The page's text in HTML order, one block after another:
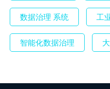
数据治理 系统 工
智能化数据治理